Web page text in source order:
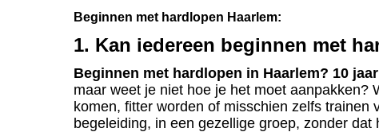
Beginnen met hardlopen Haarlem:
1. Kan iedereen beginnen met
Beginnen met hardlopen in Haarlem? 10
maar weet je niet hoe je het moet aanpakken?
komen, fitter worden of misschien zelfs
begeleiding, in een gezellige groep, zonder dat